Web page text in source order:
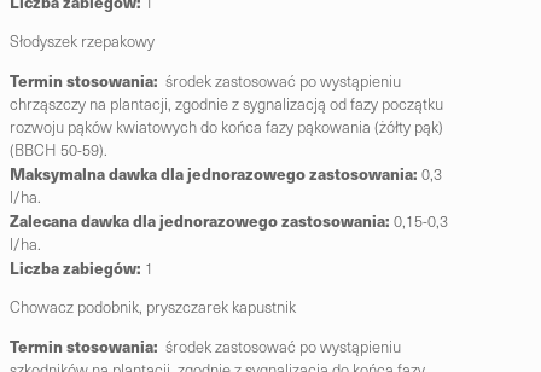
Słodyszek rzepakowy
Termin stosowania: środek zastosować po wystąpieniu
chrząszczy na plantacji, zgodnie z sygnalizacją od fazy początku
rozwoju pąków kwiatowych do końca fazy pąkowania (żółty pąk)
(BBCH 50-59).
Maksymalna dawka dla jednorazowego zastosowania: 0,3
l/ha.
Zalecana dawka dla jednorazowego zastosowania: 0,15-0,3
l/ha.
Liczba zabiegów: 1
Chowacz podobnik, pryszczarek kapustnik
Termin stosowania: środek zastosować po wystąpieniu